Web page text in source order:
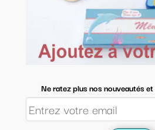
Ne ratez plus nos nouveautés